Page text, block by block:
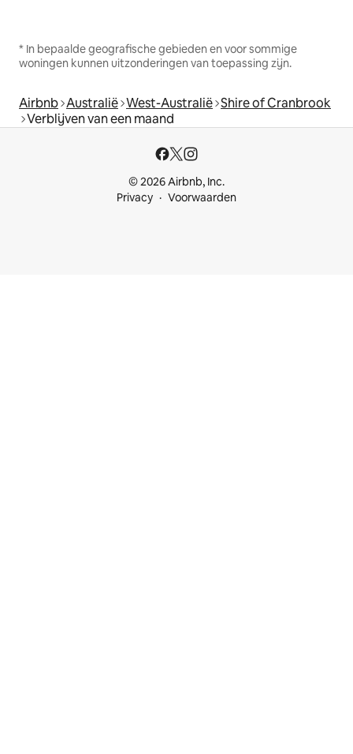
* In bepaalde geografische gebieden en voor sommige
woningen kunnen uitzonderingen van toepassing zijn.
Airbnb Australië West-Australië Shire of Cranbrook
Verblijven van een maand
© 2026 Airbnb, Inc.
Privacy
Voorwaarden